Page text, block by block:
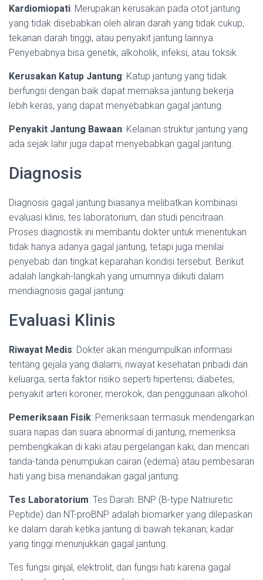
Kardiomiopati: Merupakan kerusakan pada otot jantung
yang tidak disebabkan oleh aliran darah yang tidak cukup,
tekanan darah tinggi, atau penyakit jantung lainnya.
Penyebabnya bisa genetik, alkoholik, infeksi, atau toksik.
Kerusakan Katup Jantung: Katup jantung yang tidak
berfungsi dengan baik dapat memaksa jantung bekerja
lebih keras, yang dapat menyebabkan gagal jantung.
Penyakit Jantung Bawaan: Kelainan struktur jantung yang
ada sejak lahir juga dapat menyebabkan gagal jantung.
Diagnosis
Diagnosis gagal jantung biasanya melibatkan kombinasi
evaluasi klinis, tes laboratorium, dan studi pencitraan.
Proses diagnostik ini membantu dokter untuk menentukan
tidak hanya adanya gagal jantung, tetapi juga menilai
penyebab dan tingkat keparahan kondisi tersebut. Berikut
adalah langkah-langkah yang umumnya diikuti dalam
mendiagnosis gagal jantung:
Evaluasi Klinis
Riwayat Medis: Dokter akan mengumpulkan informasi
tentang gejala yang dialami, riwayat kesehatan pribadi dan
keluarga, serta faktor risiko seperti hipertensi, diabetes,
penyakit arteri koroner, merokok, dan penggunaan alkohol.
Pemeriksaan Fisik: Pemeriksaan termasuk mendengarkan
suara napas dan suara abnormal di jantung, memeriksa
pembengkakan di kaki atau pergelangan kaki, dan mencari
tanda-tanda penumpukan cairan (edema) atau pembesaran
hati yang bisa menandakan gagal jantung.
Tes Laboratorium: Tes Darah: BNP (B-type Natriuretic
Peptide) dan NT-proBNP adalah biomarker yang dilepaskan
ke dalam darah ketika jantung di bawah tekanan; kadar
yang tinggi menunjukkan gagal jantung.
Tes fungsi ginjal, elektrolit, dan fungsi hati karena gagal